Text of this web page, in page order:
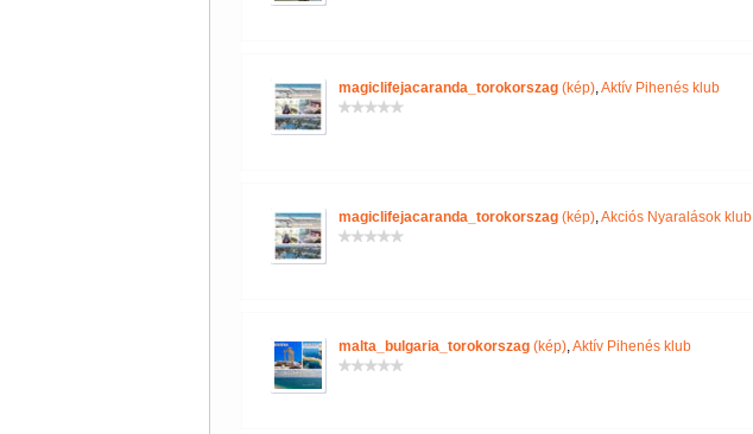
magiclifejacaranda_torokorszag(kép),Aktív Pihenés klub
magiclifejacaranda_torokorszag(kép),Akciós Nyaralások klub
malta_bulgaria_torokorszag(kép),Aktív Pihenés klub